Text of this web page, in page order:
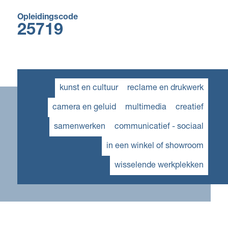
Opleidingscode
25719
kunst en cultuur reclame en drukwerk
camera en geluid multimedia creatief
samenwerken communicatief - sociaal
in een winkel of showroom
wisselende werkplekken